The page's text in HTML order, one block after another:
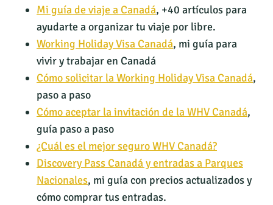
Mi guía de viaje a Canadá, +40 artículos para
ayudarte a organizar tu viaje por libre.
Working Holiday Visa Canadá, mi guía para
vivir y trabajar en Canadá
Cómo solicitar la Working Holiday Visa Canadá,
paso a paso
Cómo aceptar la invitación de la WHV Canadá,
guía paso a paso
¿Cuál es el mejor seguro WHV Canadá?
Discovery Pass Canadá y entradas a Parques
Nacionales, mi guía con precios actualizados y
cómo comprar tus entradas.